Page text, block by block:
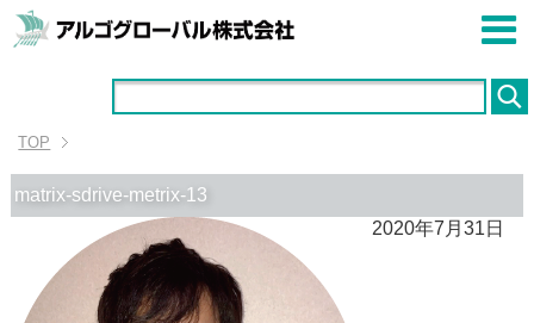
TOP
matrix-sdrive-metrix-13
2020年7月31日